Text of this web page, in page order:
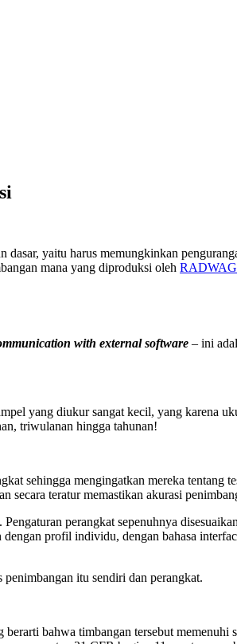
yaitu harus memungkinkan
mana yang diproduksi oleh RADWAG
with external software – ini
yang diukur sangat kecil, yang karena
triwulanan hingga tahunan!
sehingga mengingatkan mereka tentang
teratur memastikan akurasi
perangkat sepenuhnya
profil individu, dengan bahasa
penimbangan itu sendiri dan perangkat.
berarti bahwa timbangan tersebut